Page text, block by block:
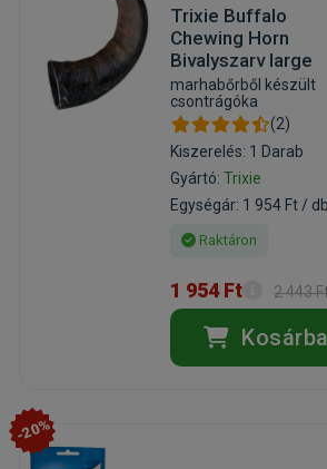
Trixie Buffalo
Chewing Horn
Bivalyszarv large
marhabőrből készült
csontrágóka
(2)
Kiszerelés: 1 Darab
Gyártó:Trixie
Egységár: 1 954 Ft / db
Raktáron
1 954 Ft 2 443
Kosárba
-20%